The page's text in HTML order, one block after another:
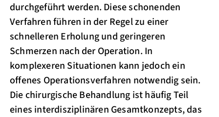
durchgeführt werden. Diese schonenden
Verfahren führen in der Regel zu einer
schnelleren Erholung und geringeren
Schmerzen nach der Operation. In
komplexeren Situationen kann jedoch ein
offenes Operationsverfahren notwendig sein.
Die chirurgische Behandlung ist häufig Teil
eines interdisziplinären Gesamtkonzepts, das